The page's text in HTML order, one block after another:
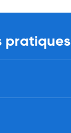
pratiques